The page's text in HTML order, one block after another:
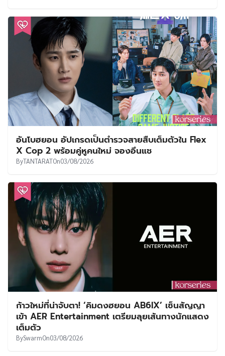
อันโบฮยอน อัปเกรดเป็นตำรวจสายสืบเต็มตัวใน Flex
X Cop 2 พร้อมคู่หูคนใหม่ จองอึนแช
ByTANTARATOn03/08/2026
ก้าวใหม่ที่น่าจับตา! ‘คิมดงฮยอน AB6IX’ เซ็นสัญญา
เข้า AER Entertainment เตรียมลุยเส้นทางนักแสดง
เต็มตัว
BySwarmOn03/08/2026